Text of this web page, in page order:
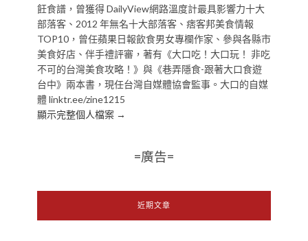
飪食譜，曾獲得 DailyView網路溫度計最具影響力十大
部落客、2012 年無名十大部落客、痞客邦美食情報
TOP10，曾任蘋果日報飲食男女專欄作家、參與各縣市
美食好店、伴手禮評審，著有《大口吃！大口玩！ 非吃
不可的台灣美食攻略！》與《巷弄隱食-跟著大口食遊
台中》兩本書，現任台灣自媒體協會監事。大口的自媒
體 linktr.ee/zine1215
顯示完整個人檔案 →
=廣告=
近期文章